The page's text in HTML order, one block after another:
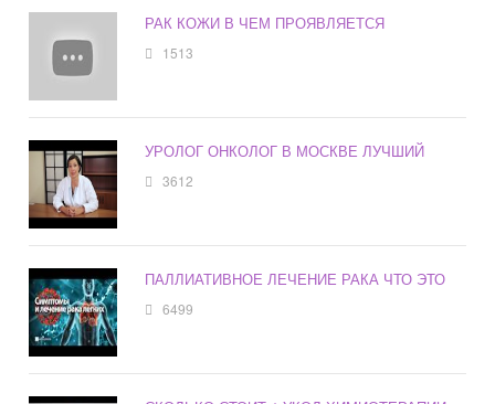
РАК КОЖИ В ЧЕМ ПРОЯВЛЯЕТСЯ
1513
УРОЛОГ ОНКОЛОГ В МОСКВЕ ЛУЧШИЙ
3612
ПАЛЛИАТИВНОЕ ЛЕЧЕНИЕ РАКА ЧТО ЭТО
6499